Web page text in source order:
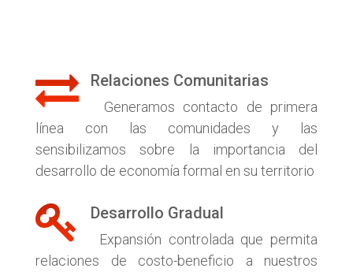
Relaciones ​Comunitarias​
Generamos contacto de primera
línea con las comunidades y las
sensibilizamos sobre la importancia del
desarrollo de economía formal en su territorio
Desarrollo Gradual​
Expansión controlada que permita
relaciones de costo-beneficio a nuestros